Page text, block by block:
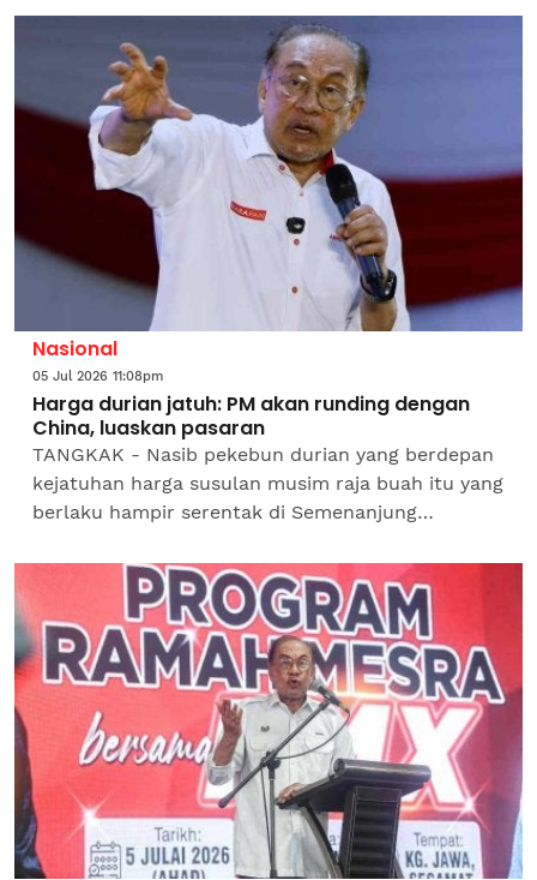
bagi membawa...
Nasional
05 Jul 2026 11:08pm
Harga durian jatuh: PM akan runding dengan
China, luaskan pasaran
TANGKAK - Nasib pekebun durian yang berdepan
kejatuhan harga susulan musim raja buah itu yang
berlaku hampir serentak di Semenanjung
Anwar Ibrahim, yang...